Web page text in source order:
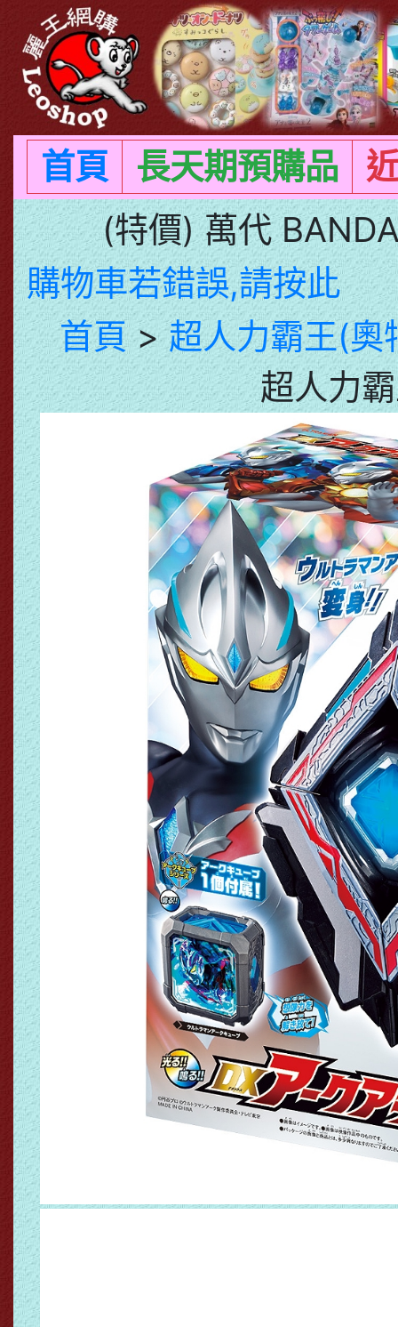
首頁 長天期預購品
(特價) 萬代
購物車若錯誤,請按此
首頁>超人力霸王(奧
超人力